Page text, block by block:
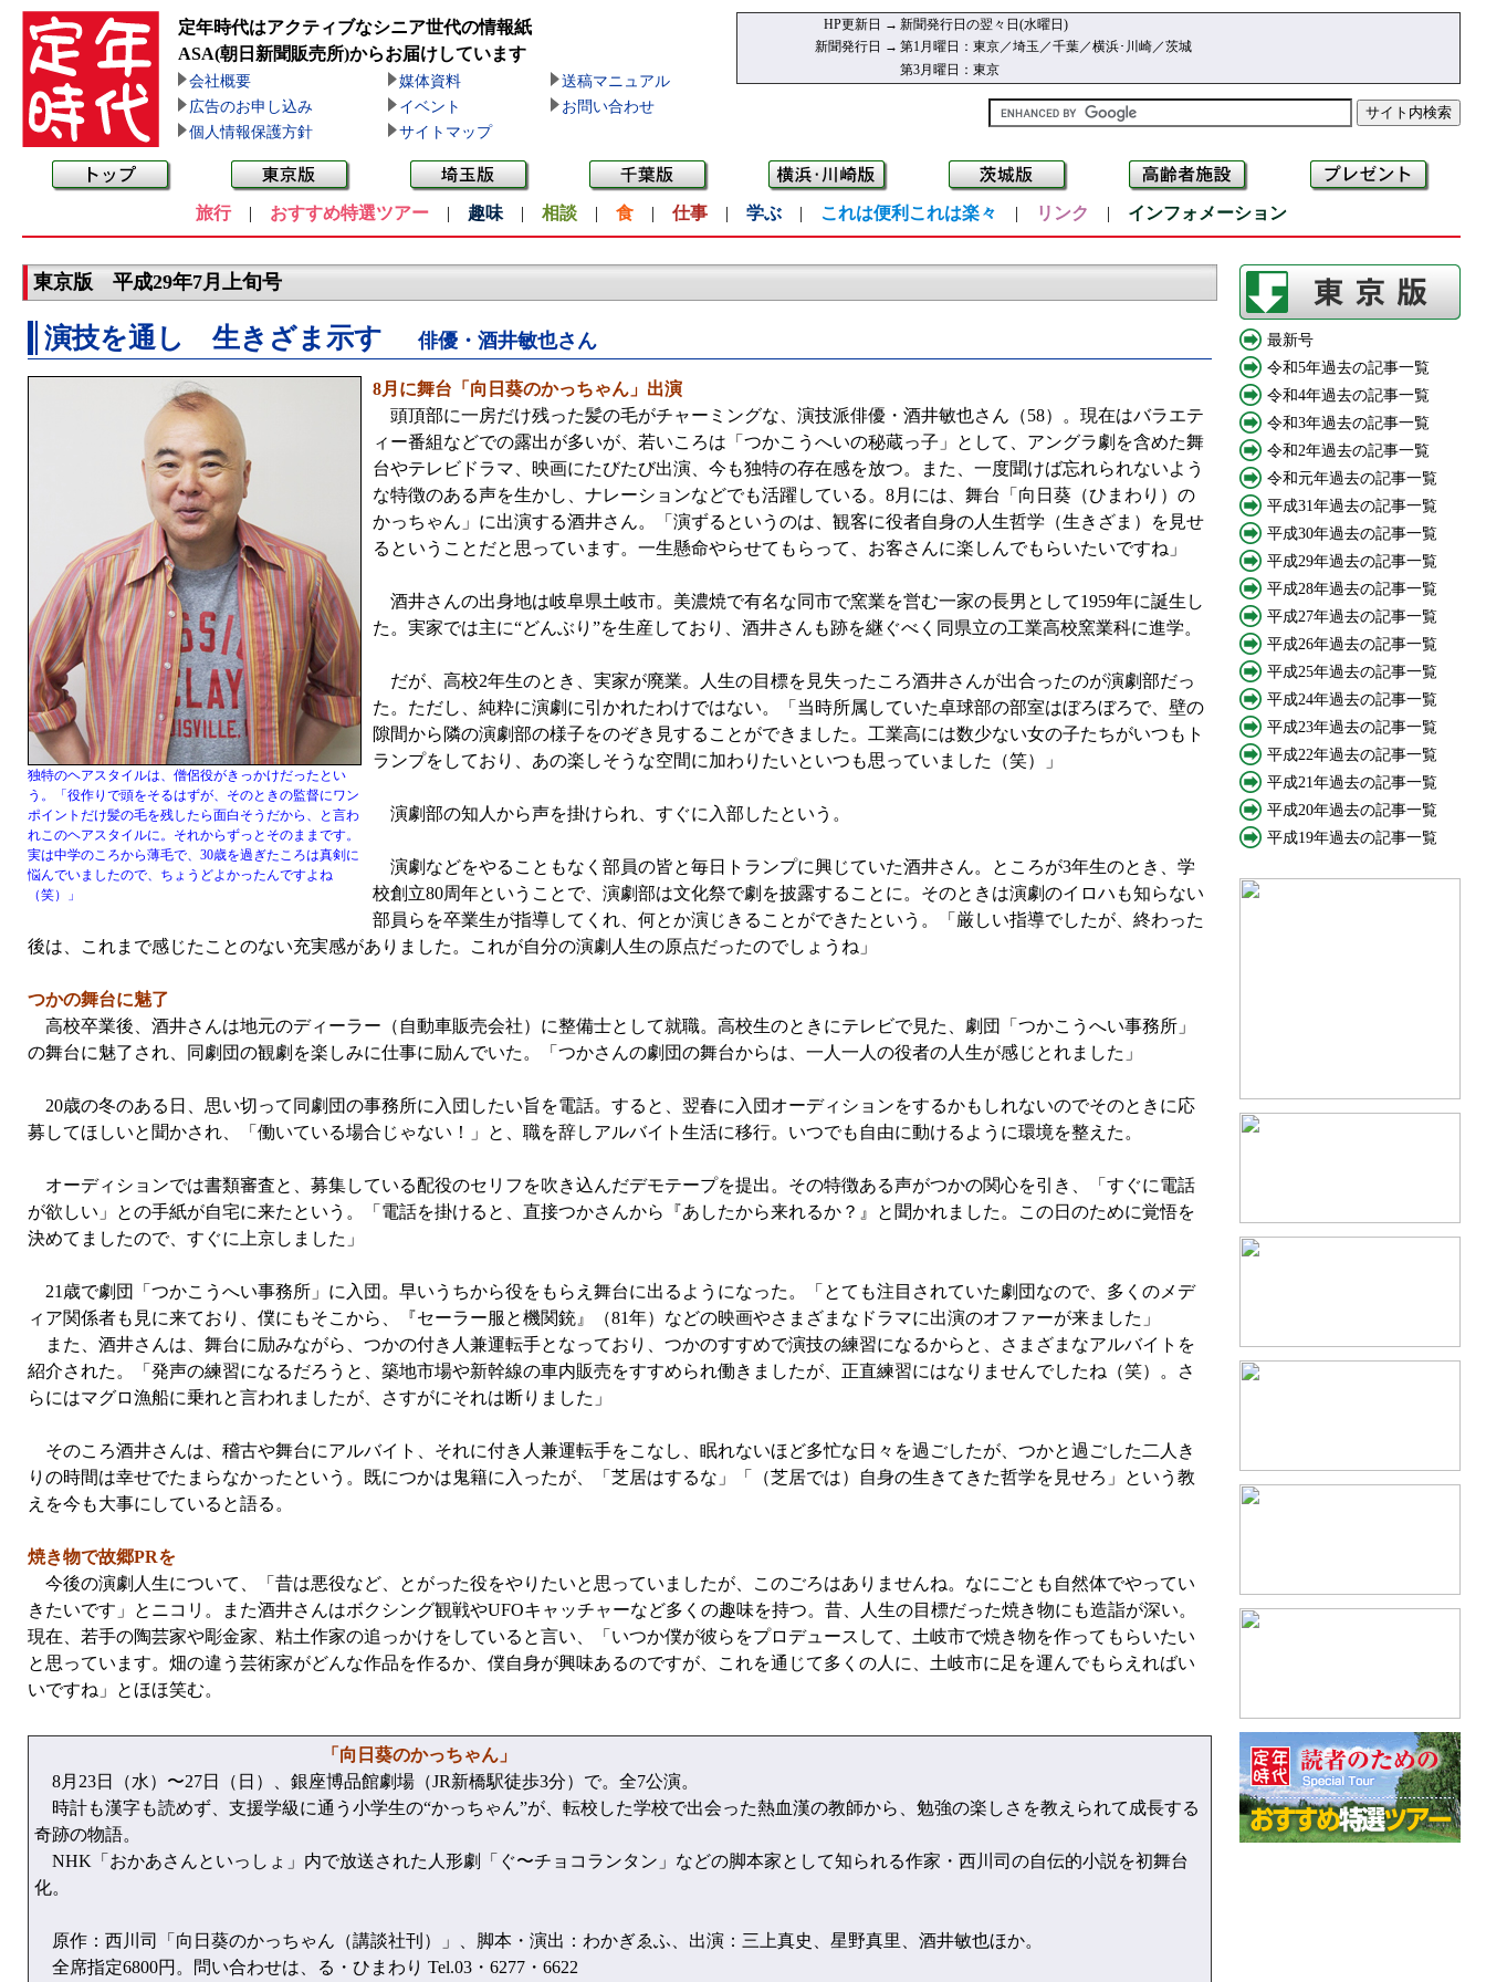
定年時代はアクティブなシニア世代の情報紙
ASA(朝日新聞販売所)からお届けしています
会社概要 媒体資料
送稿マニュアル
広告のお申し込み
イベント
お問い合わせ
個人情報保護方針
サイトマップ
HP更新日 → 新聞発行日の翌々日(水曜日)
新聞発行日 → 第1月曜日：東京／埼玉／千葉／横浜･川崎／茨城
第3月曜日：東京
旅行| おすすめ特選ツアー | 趣味 | 相談 | 食 | 仕事 | 学ぶ | これは便利これは楽々 | リンク | インフォメーション
東京版 平成29年7月上旬号
演技を通し 生きざま示す 俳優・酒井敏也さん
独特のヘアスタイルは、僧侶役がきっかけだったとい
う。「役作りで頭をそるはずが、そのときの監督にワン
ポイントだけ髪の毛を残したら面白そうだから、と言わ
れこのヘアスタイルに。それからずっとそのままです。
実は中学のころから薄毛で、30歳を過ぎたころは真剣に
悩んでいましたので、ちょうどよかったんですよね
（笑）」
8月に舞台「向日葵のかっちゃん」出演
頭頂部に一房だけ残った髪の毛がチャーミングな、演技派俳優・酒井敏也さん（58）。現在はバラエテ
ィー番組などでの露出が多いが、若いころは「つかこうへいの秘蔵っ子」として、アングラ劇を含めた舞
台やテレビドラマ、映画にたびたび出演、今も独特の存在感を放つ。また、一度聞けば忘れられないよう
な特徴のある声を生かし、ナレーションなどでも活躍している。8月には、舞台「向日葵（ひまわり）の
かっちゃん」に出演する酒井さん。「演ずるというのは、観客に役者自身の人生哲学（生きざま）を見せ
るということだと思っています。一生懸命やらせてもらって、お客さんに楽しんでもらいたいですね」
酒井さんの出身地は岐阜県土岐市。美濃焼で有名な同市で窯業を営む一家の長男として1959年に誕生し
た。実家では主に“どんぶり”を生産しており、酒井さんも跡を継ぐべく同県立の工業高校窯業科に進学。
だが、高校2年生のとき、実家が廃業。人生の目標を見失ったころ酒井さんが出合ったのが演劇部だっ
た。ただし、純粋に演劇に引かれたわけではない。「当時所属していた卓球部の部室はぼろぼろで、壁の
隙間から隣の演劇部の様子をのぞき見することができました。工業高には数少ない女の子たちがいつもト
ランプをしており、あの楽しそうな空間に加わりたいといつも思っていました（笑）」
演劇部の知人から声を掛けられ、すぐに入部したという。
演劇などをやることもなく部員の皆と毎日トランプに興じていた酒井さん。ところが3年生のとき、学
校創立80周年ということで、演劇部は文化祭で劇を披露することに。そのときは演劇のイロハも知らない
部員らを卒業生が指導してくれ、何とか演じきることができたという。「厳しい指導でしたが、終わった
後は、これまで感じたことのない充実感がありました。これが自分の演劇人生の原点だったのでしょうね」
つかの舞台に魅了
高校卒業後、酒井さんは地元のディーラー（自動車販売会社）に整備士として就職。高校生のときにテレビで見た、劇団「つかこうへい事務所」
の舞台に魅了され、同劇団の観劇を楽しみに仕事に励んでいた。「つかさんの劇団の舞台からは、一人一人の役者の人生が感じとれました」
20歳の冬のある日、思い切って同劇団の事務所に入団したい旨を電話。すると、翌春に入団オーディションをするかもしれないのでそのときに応
募してほしいと聞かされ、「働いている場合じゃない！」と、職を辞しアルバイト生活に移行。いつでも自由に動けるように環境を整えた。
オーディションでは書類審査と、募集している配役のセリフを吹き込んだデモテープを提出。その特徴ある声がつかの関心を引き、「すぐに電話
が欲しい」との手紙が自宅に来たという。「電話を掛けると、直接つかさんから『あしたから来れるか？』と聞かれました。この日のために覚悟を
決めてましたので、すぐに上京しました」
21歳で劇団「つかこうへい事務所」に入団。早いうちから役をもらえ舞台に出るようになった。「とても注目されていた劇団なので、多くのメデ
ィア関係者も見に来ており、僕にもそこから、『セーラー服と機関銃』（81年）などの映画やさまざまなドラマに出演のオファーが来ました」
また、酒井さんは、舞台に励みながら、つかの付き人兼運転手となっており、つかのすすめで演技の練習になるからと、さまざまなアルバイトを
紹介された。「発声の練習になるだろうと、築地市場や新幹線の車内販売をすすめられ働きましたが、正直練習にはなりませんでしたね（笑）。さ
らにはマグロ漁船に乗れと言われましたが、さすがにそれは断りました」
そのころ酒井さんは、稽古や舞台にアルバイト、それに付き人兼運転手をこなし、眠れないほど多忙な日々を過ごしたが、つかと過ごした二人き
りの時間は幸せでたまらなかったという。既につかは鬼籍に入ったが、「芝居はするな」「（芝居では）自身の生きてきた哲学を見せろ」という教
えを今も大事にしていると語る。
焼き物で故郷PRを
今後の演劇人生について、「昔は悪役など、とがった役をやりたいと思っていましたが、このごろはありませんね。なにごとも自然体でやってい
きたいです」とニコリ。また酒井さんはボクシング観戦やUFOキャッチャーなど多くの趣味を持つ。昔、人生の目標だった焼き物にも造詣が深い。
現在、若手の陶芸家や彫金家、粘土作家の追っかけをしていると言い、「いつか僕が彼らをプロデュースして、土岐市で焼き物を作ってもらいたい
と思っています。畑の違う芸術家がどんな作品を作るか、僕自身が興味あるのですが、これを通じて多くの人に、土岐市に足を運んでもらえればい
いですね」とほほ笑む。
「向日葵のかっちゃん」
8月23日（水）〜27日（日）、銀座博品館劇場（JR新橋駅徒歩3分）で。全7公演。
時計も漢字も読めず、支援学級に通う小学生の“かっちゃん”が、転校した学校で出会った熱血漢の教師から、勉強の楽しさを教えられて成長する
奇跡の物語。
NHK「おかあさんといっしょ」内で放送された人形劇「ぐ〜チョコランタン」などの脚本家として知られる作家・西川司の自伝的小説を初舞台
化。
原作：西川司「向日葵のかっちゃん（講談社刊）」、脚本・演出：わかぎゑふ、出演：三上真史、星野真里、酒井敏也ほか。
全席指定6800円。問い合わせは、る・ひまわり Tel.03・6277・6622
最新号
令和5年過去の記事一覧
令和4年過去の記事一覧
令和3年過去の記事一覧
令和2年過去の記事一覧
令和元年過去の記事一覧
平成31年過去の記事一覧
平成30年過去の記事一覧
平成29年過去の記事一覧
平成28年過去の記事一覧
平成27年過去の記事一覧
平成26年過去の記事一覧
平成25年過去の記事一覧
平成24年過去の記事一覧
平成23年過去の記事一覧
平成22年過去の記事一覧
平成21年過去の記事一覧
平成20年過去の記事一覧
平成19年過去の記事一覧